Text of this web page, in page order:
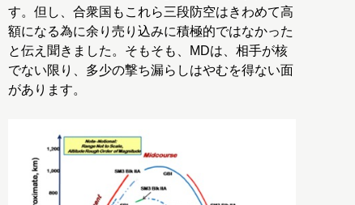
す。但し、合衆国もこれら三段防空はきわめて高
額になる為に余り売り込みに積極的ではなかった
と伝え聞きました。そもそも、MDは、相手が核
でない限り、多少の撃ち漏らしはやむを得ない面
があります。